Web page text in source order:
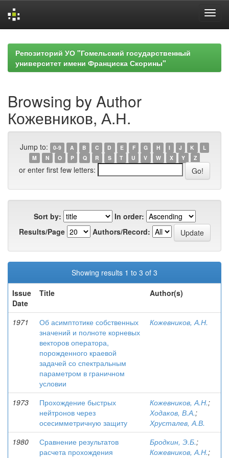
navigationРепозиторий УО "Гомельский государственный
университет имени Франциска Скорины"
Browsing by Author
Кожевников, А.Н.
Jump to: 0-9 A B C D E F G H I J K
L
M
N O P Q R S T U V W X Y Z
or enter first few letters:
Sort by:
In order:
Results/Page
Authors/Record:
Showing results 1 to 3 of 3
Issue
Date
Title Author(s)
1971
Об асимптотике собственных
значений и полноте корневых
векторов оператора,
порожденного краевой
задачей со спектральным
параметром в граничном
условии
Кожевников, А.Н.
1973
Прохождение быстрых
нейтронов через
осесимметричную защиту
Кожевников, А.Н.;
Ходаков, В.А.;
Хрусталев, А.В.
1980
Сравнение результатов
расчета прохождения
Бродкин, Э.Б.;
Кожевников, А.Н.;